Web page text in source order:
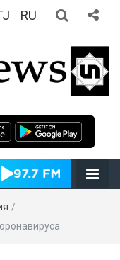
RU
/